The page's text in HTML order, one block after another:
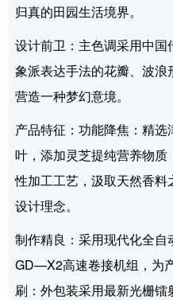
归真的田园生活境界。
设计前卫：主色调采用中
象派表达手法的花瓣、波浪
营造一种梦幻意境。
产品特征：功能降焦：精
叶，添加灵芝提纯营养物
性加工工艺，汲取天然香
设计理念。
制作精良：采用现代化全自
GD—X2高速卷接机组，为
刷：外包装采用最新光栅